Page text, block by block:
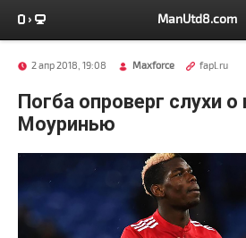
ManUtd8.com
2 апр 2018, 19:08 Maxforce fapl.ru
Погба опроверг слухи
Моуринью